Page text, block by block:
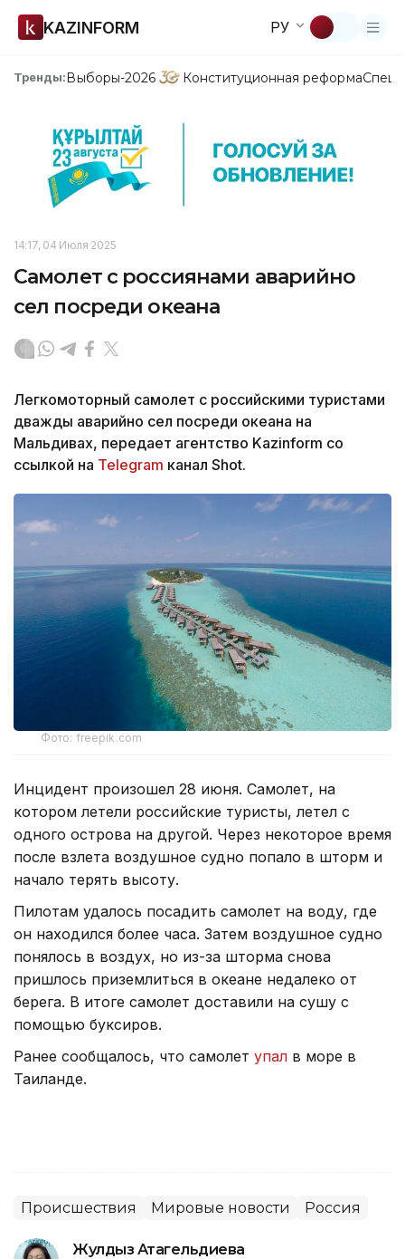
KAZINFORM РУ
Тренды:Выборы-2026 Конституционная реформа
14:17, 04 Июля 2025
Самолет с россиянами аварийно
сел посреди океана
Легкомоторный самолет с российскими туристами
дважды аварийно сел посреди океана на
Мальдивах, передает агентство Kazinform со
ссылкой на Telegram канал Shot.
Фото: freepik.com
Инцидент произошел 28 июня. Самолет, на
котором летели российские туристы, летел с
одного острова на другой. Через некоторое время
после взлета воздушное судно попало в шторм и
начало терять высоту.
Пилотам удалось посадить самолет на воду, где
он находился более часа. Затем воздушное судно
понялось в воздух, но из-за шторма снова
пришлось приземлиться в океане недалеко от
берега. В итоге самолет доставили на сушу с
помощью буксиров.
Ранее сообщалось, что самолет упал в море в
Таиланде.
Происшествия Мировые новости Россия
Жулдыз Атагельдиева